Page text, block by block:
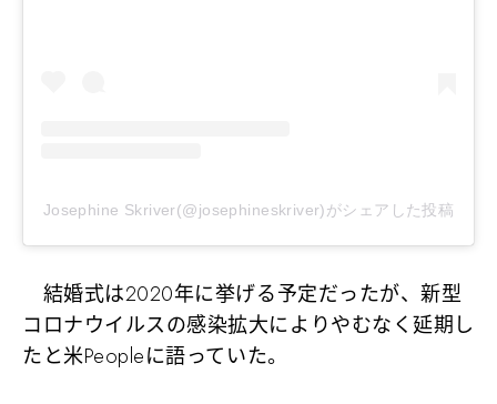
Josephine Skriver(@josephineskriver)がシェアした投稿
結婚式は2020年に挙げる予定だったが、新型
コロナウイルスの感染拡大によりやむなく延期し
たと米Peopleに語っていた。